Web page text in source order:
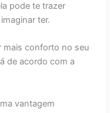
pode te trazer
ter.
mais conforto no seu
de acordo com a
vantagem